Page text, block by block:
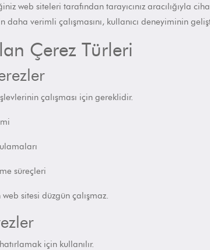
web siteleri tarafından tarayıcınız aracılığıyla
daha verimli çalışmasını, kullanıcı deneyiminin
Çerez Türleri
çalışması için gereklidir.
süreçleri
sitesi düzgün çalışmaz.
için kullanılır.